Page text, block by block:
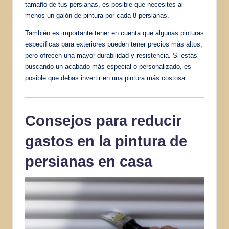
tamaño de tus persianas, es posible que necesites al
menos un galón de pintura por cada 8 persianas.
También es importante tener en cuenta que algunas pinturas
específicas para exteriores pueden tener precios más altos,
pero ofrecen una mayor durabilidad y resistencia. Si estás
buscando un acabado más especial o personalizado, es
posible que debas invertir en una pintura más costosa.
Consejos para reducir
gastos en la pintura de
persianas en casa